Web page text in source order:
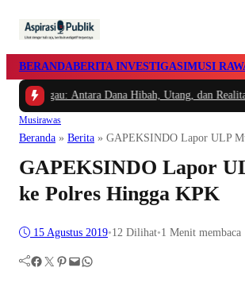
BERANDABERITA INVESTIGASIMUSI
Antara Dana Hibah, Utang, dan Realitas
Musirawas
Beranda » Berita » GAPEKSINDO Lapor ULP
GAPEKSINDO Lapor
ke Polres Hingga KPK
15 Agustus 2019•12 Dilihat•1 Menit membaca
Facebook Twitter Pinterest Mail WhatsApp